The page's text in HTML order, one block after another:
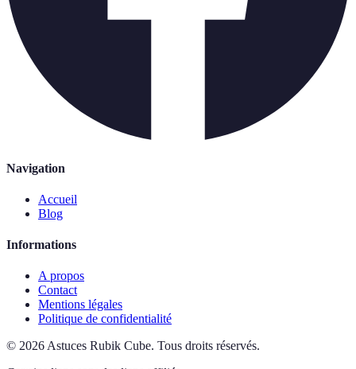
Navigation
Accueil
Blog
Informations
A propos
Contact
Mentions légales
Politique de confidentialité
© 2026 Astuces Rubik Cube. Tous droits réservés.